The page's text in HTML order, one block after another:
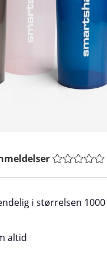
i størrelsen 1000
altid